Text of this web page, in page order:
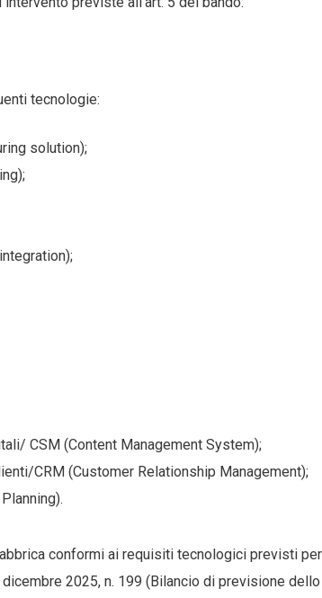
tecnologie:
solution);
CSM (Content Management System);
CRM (Customer Relationship Management);
conformi ai requisiti tecnologici previsti
2025, n. 199 (Bilancio di previsione dello